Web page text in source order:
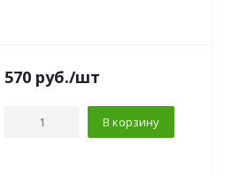
570 руб./шт
В корзину